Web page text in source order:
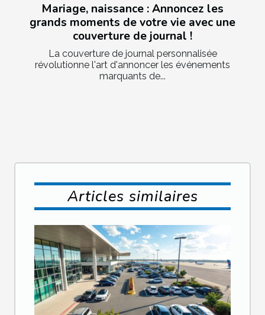
Mariage, naissance : Annoncez les
grands moments de votre vie avec une
couverture de journal !
La couverture de journal personnalisée
révolutionne l'art d'annoncer les événements
marquants de...
Articles similaires